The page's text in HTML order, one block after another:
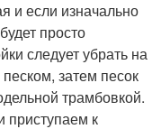
и если изначально
просто
следует убрать на
затем песок
трамбовкой.
приступаем к